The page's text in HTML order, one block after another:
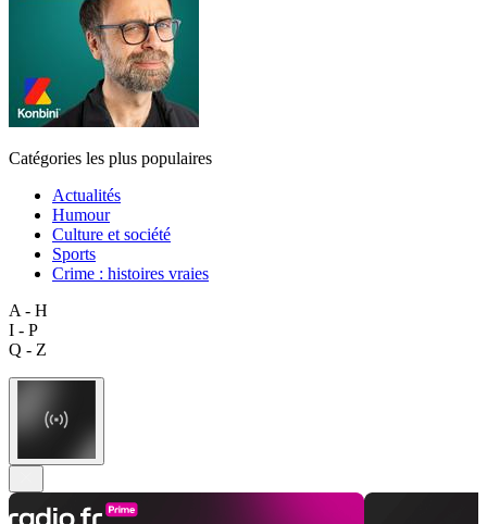
Catégories les plus populaires
Actualités
Humour
Culture et société
Sports
Crime : histoires vraies
A - H
I - P
Q - Z